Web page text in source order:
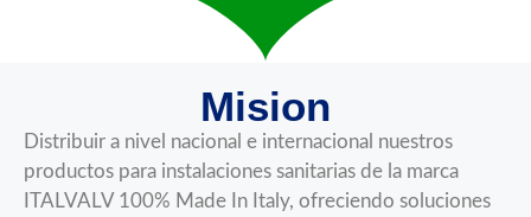
Mision
Distribuir a nivel nacional e internacional nuestros
productos para instalaciones sanitarias de la marca
ITALVALV 100% Made In Italy, ofreciendo soluciones